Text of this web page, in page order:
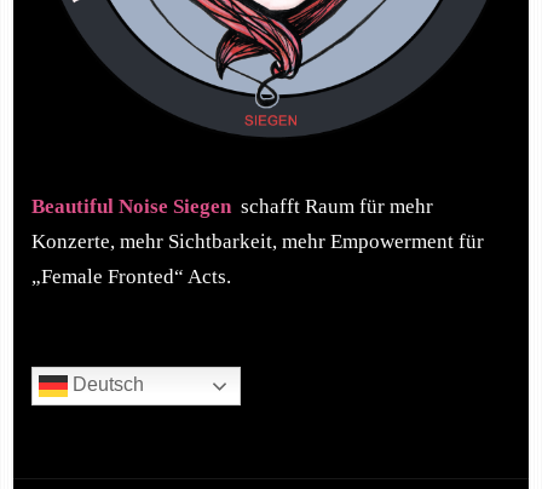
Beautiful Noise Siegen schafft Raum für mehr
Konzerte, mehr Sichtbarkeit, mehr Empowerment für
„Female Fronted“ Acts.
Deutsch